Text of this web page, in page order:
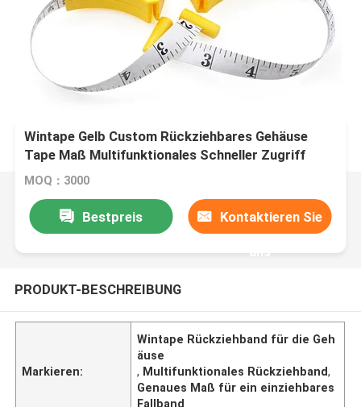
Wintape Gelb Custom Rückziehbares Gehäuse
Tape Maß Multifunktionales Schneller Zugriff
Genaues Fitness-Messband
MOQ：3000
Bestpreis Kontaktieren Sie
uns
PRODUKT-BESCHREIBUNG
Markieren:
Wintape Rückziehband für die Geh
äuse
, Multifunktionales Rückziehband,
Genaues Maß für ein einziehbares
Fallband